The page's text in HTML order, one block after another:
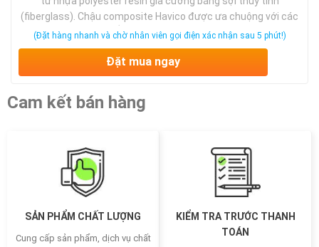
(fiberglass). Chậu composite Havico được ưa chuộng với các
tính năng mới NHẸ – BỀN – ĐẸP. Chậu composite Havico mang
nét đẹp hiện đại phù hợp với nét sống hiện đại ngài nay. Được
mọi người yêu …
(Đặt hàng nhanh và chờ nhân viên gọi điện xác nhận sau 5 phút!)
Đặt mua ngay
Cam kết bán hàng
SẢN PHẨM CHẤT LƯỢNG
Cung cấp sản phẩm, dịch vụ chất
KIỂM TRA TRƯỚC THANH
TOÁN